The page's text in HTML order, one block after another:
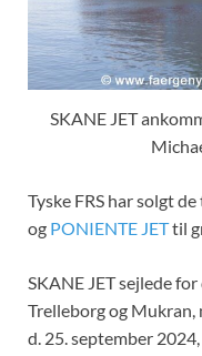
SKANE JET
Tyske FRS har solgt
og PONIENTE JETtil
SKANE JET sejlede
Trelleborg og Mukran,
d. 25. september